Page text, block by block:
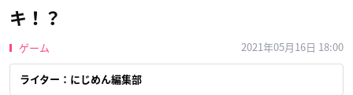
キ！？
ゲーム 2021年05月16日 18:00
ライター：にじめん編集部